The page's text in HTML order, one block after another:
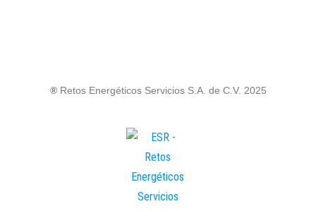
® Retos Energéticos Servicios S.A. de C.V. 2025